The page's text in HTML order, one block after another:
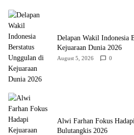
Delapan Wakil Indonesia
Kejuaraan Dunia 2026
August 5, 2026 0
Alwi Farhan Fokus
Bulutangkis 2026